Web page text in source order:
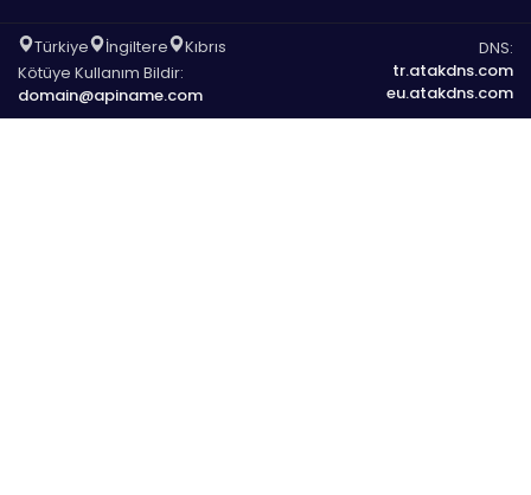
Türkiye İngiltere
Kıbrıs
Kötüye Kullanım Bildir:
domain@apiname.com
DNS:
tr.atakdns.com
eu.atakdns.com